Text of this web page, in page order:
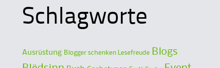
Schlagworte
Ausrüstung Blogger schenken Lesefreude Blogs